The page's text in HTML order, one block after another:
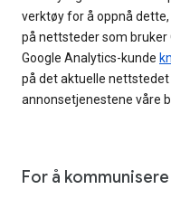
verktøy for å oppnå
på nettsteder som bruker
Google Analytics-kunde
på det aktuelle
annonsetjenestene våre
For å